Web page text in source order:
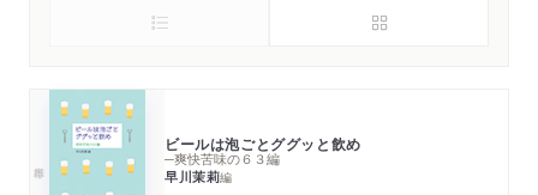
ビールは泡ごとググッと飲め
─爽快苦味の６３編
早川茉莉編